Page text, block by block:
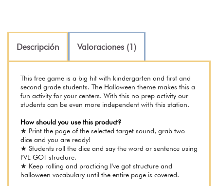
Descripción Valoraciones (1)
This free game is a big hit with kindergarten and first and
second grade students. The Halloween theme makes this a
fun activity for your centers. With this no prep activity our
students can be even more independent with this station.
How should you use this product?
★ Print the page of the selected target sound, grab two
dice and you are ready!
★ Students roll the dice and say the word or sentence using
I'VE GOT structure.
★ Keep rolling and practicing I've got structure and
halloween vocabulary until the entire page is covered.